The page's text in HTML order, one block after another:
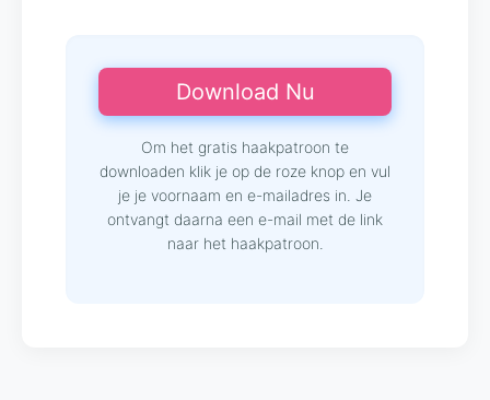
Download Nu
Om het gratis haakpatroon te
downloaden klik je op de roze knop en vul
je je voornaam en e-mailadres in. Je
ontvangt daarna een e-mail met de link
naar het haakpatroon.